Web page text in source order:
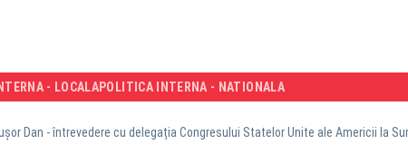
- LOCALAPOLITICA INTERNA - NATIONALA
Dan - întrevedere cu delegația Congresului Statelor Unite ale Americii la